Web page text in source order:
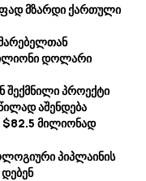
მზარდი ქართული
დოლარი
შექმნილი პროექტი
აშენდება
$82.5 მილიონად
პიპლაინის